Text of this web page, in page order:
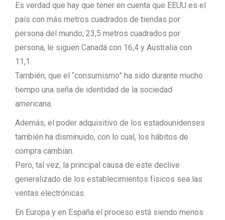
Es verdad que hay que tener en cuenta que EEUU es el
país con más metros cuadrados de tiendas por
persona del mundo; 23,5 metros cuadrados por
persona, le siguen Canadá con 16,4 y Australia con
11,1.
También, que el “consumismo” ha sido durante mucho
tiempo una seña de identidad de la sociedad
americana.
Además, el poder adquisitivo de los estadounidenses
también ha disminuido, con lo cual, los hábitos de
compra cambian.
Pero, tal vez, la principal causa de este declive
generalizado de los establecimientos físicos sea las
ventas electrónicas.
En Europa y en España el proceso está siendo menos